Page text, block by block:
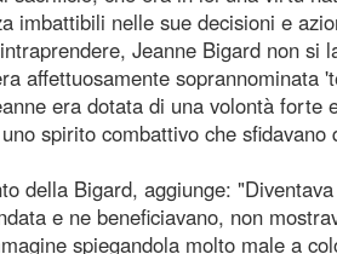
imbattibili nelle sue decisioni e
Jeanne Bigard non si
affettuosamente soprannominata
era dotata di una volontà forte
spirito combattivo che sfidavano
della Bigard, aggiunge:
e ne beneficiavano, non
spiegandola molto male a